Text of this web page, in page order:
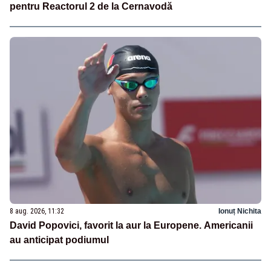
pentru Reactorul 2 de la Cernavodă
8 aug. 2026, 11:32 Ionuț Nichita
David Popovici, favorit la aur la Europene. Americanii
au anticipat podiumul